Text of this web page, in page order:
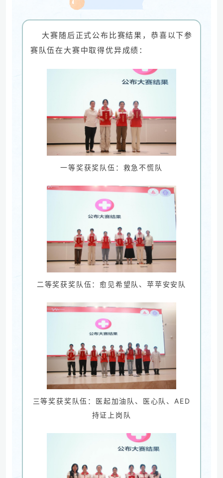
大赛随后正式公布比赛结果，恭喜以下参
赛队伍在大赛中取得优异成绩：
一等奖获奖队伍：救急不慌队
二等奖获奖队伍：愈见希望队、苹苹安安队
三等奖获奖队伍：医起加油队、医心队、AED
持证上岗队